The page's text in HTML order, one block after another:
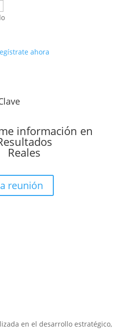
ahora
información en
Reales
reunión
en el desarrollo estratégico,